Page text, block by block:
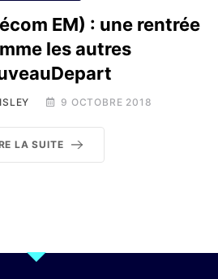
EM) : une rentrée
les autres
9 OCTOBRE 2018
LA SUITE